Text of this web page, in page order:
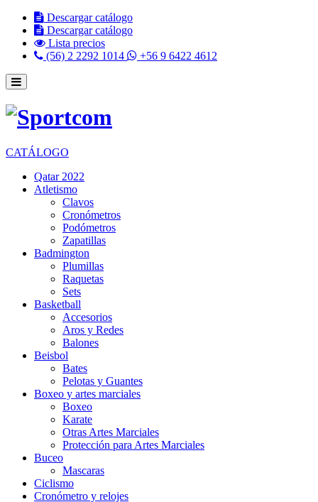
Descargar catálogo
Descargar catálogo
Lista precios
(56) 2 2292 1014
+56 9 6422 4612
CATÁLOGO
Qatar 2022
Atletismo
Clavos
Cronómetros
Podómetros
Zapatillas
Badmington
Plumillas
Raquetas
Sets
Basketball
Accesorios
Aros y Redes
Balones
Beisbol
Bates
Pelotas y Guantes
Boxeo y artes marciales
Boxeo
Karate
Otras Artes Marciales
Protección para Artes Marciales
Buceo
Mascaras
Ciclismo
Cronómetro y relojes